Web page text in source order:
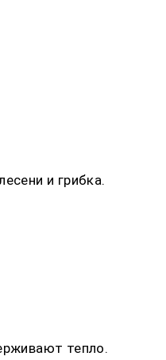
и грибка.
тепло.